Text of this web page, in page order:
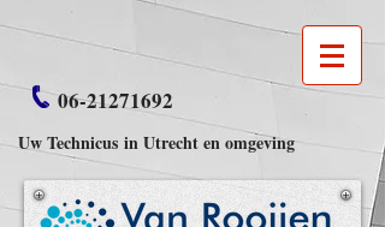
06-21271692
Uw Technicus in Utrecht en omgeving